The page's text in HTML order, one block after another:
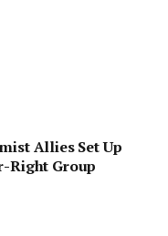
Allies Set Up
Right Group